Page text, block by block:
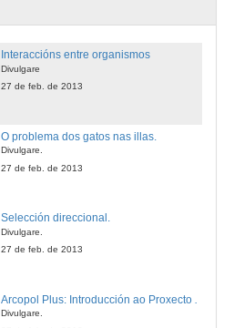
Interaccións entre organismos
Divulgare
27 de feb. de 2013
O problema dos gatos nas illas.
Divulgare.
27 de feb. de 2013
Selección direccional.
Divulgare.
27 de feb. de 2013
Divulgare.